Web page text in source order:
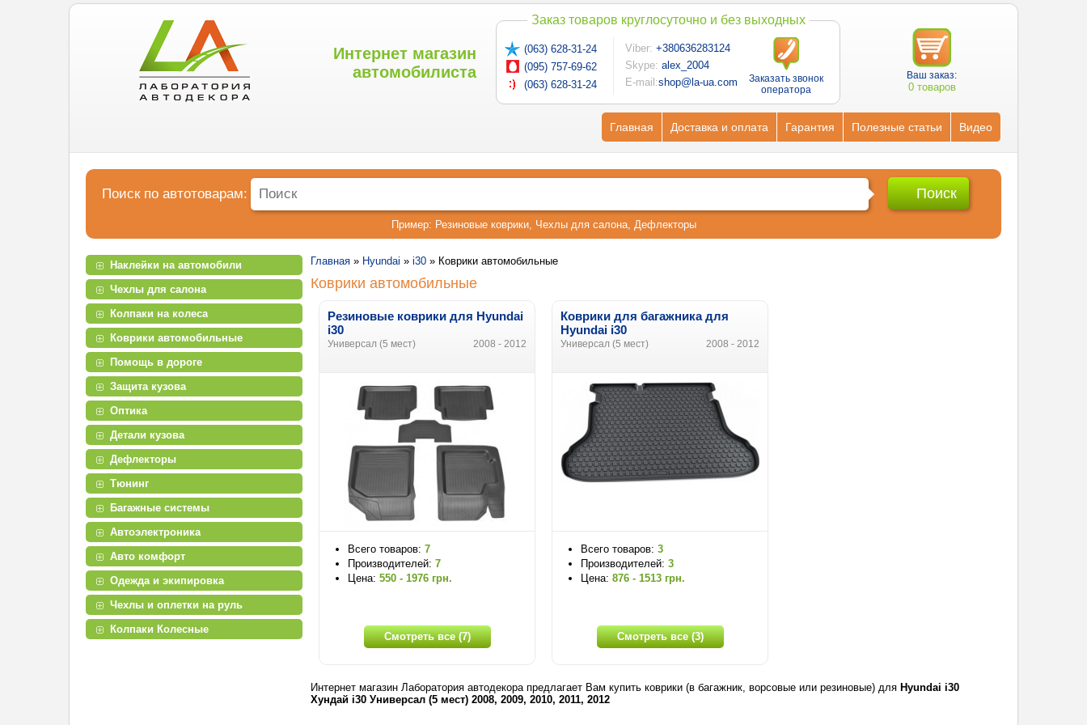
Интернет магазин
автомобилиста
Заказ товаров круглосуточно и без выходных
(063) 628-31-24
(095) 757-69-62
(063) 628-31-24
Viber: +380636283124
Skype: alex_2004
E-mail:shop@la-ua.com
Заказать звонок
оператора
Ваш заказ:
0 товаров
Главная Доставка и оплата Гарантия Полезные статьи Видео
Поиск по автотоварам:
Пример: Резиновые коврики, Чехлы для салона, Дефлекторы
Наклейки на автомобили
Чехлы для салона
Колпаки на колеса
Коврики автомобильные
Помощь в дороге
Защита кузова
Оптика
Детали кузова
Дефлекторы
Тюнинг
Багажные системы
Автоэлектроника
Авто комфорт
Одежда и экипировка
Чехлы и оплетки на руль
Колпаки Колесные
Главная » Hyundai » i30 » Коврики автомобильные
Коврики автомобильные
Резиновые коврики для Hyundai
i30
Универсал (5 мест) 2008 - 2012
Всего товаров: 7
Производителей: 7
Цена: 550 - 1976 грн.
Смотреть все (7)
Коврики для багажника для
Hyundai i30
Универсал (5 мест) 2008 - 2012
Всего товаров: 3
Производителей: 3
Цена: 876 - 1513 грн.
Смотреть все (3)
Интернет магазин Лаборатория автодекора предлагает Вам купить коврики (в багажник, ворсовые или резиновые) для Hyundai i30
Хундай i30 Универсал (5 мест) 2008, 2009, 2010, 2011, 2012